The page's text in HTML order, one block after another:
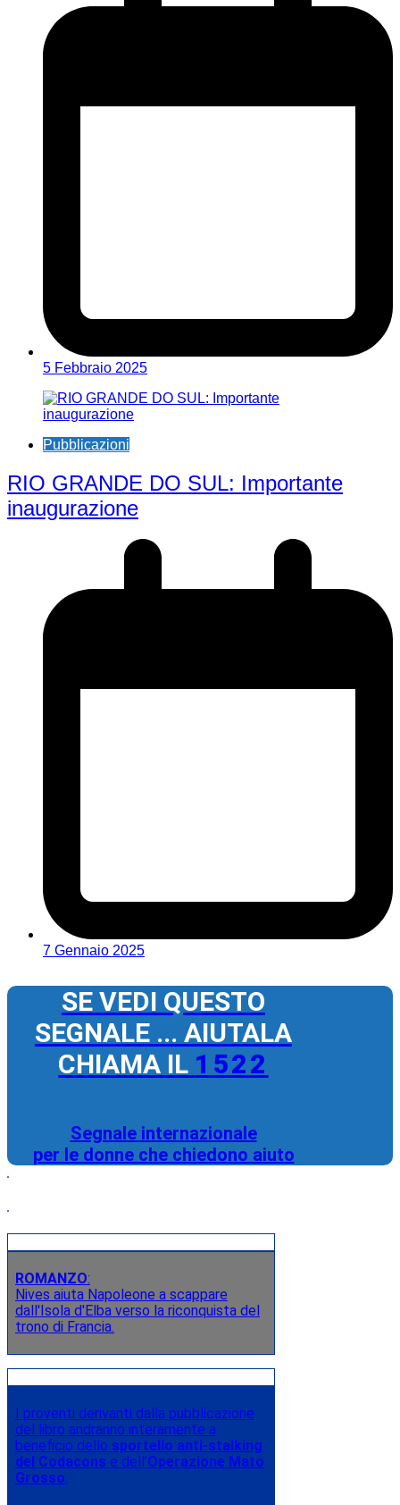
5 Febbraio 2025
Pubblicazioni
RIO GRANDE DO SUL: Importante
inaugurazione
7 Gennaio 2025
SE VEDI QUESTO
SEGNALE ... AIUTALA
CHIAMA IL 1522
Segnale internazionale
per le donne che chiedono aiuto
ROMANZO:
Nives aiuta Napoleone a scappare
dall'Isola d'Elba verso la riconquista del
trono di Francia.
I proventi derivanti dalla pubblicazione
del libro andranno interamente a
beneficio dello sportello anti-stalking
del Codacons e dell’Operazione Mato
Grosso.